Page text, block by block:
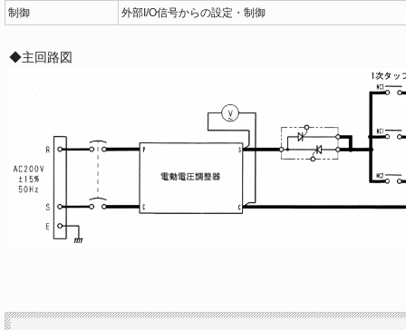
制御
外部I/O信号からの設定・制御
◆主回路図